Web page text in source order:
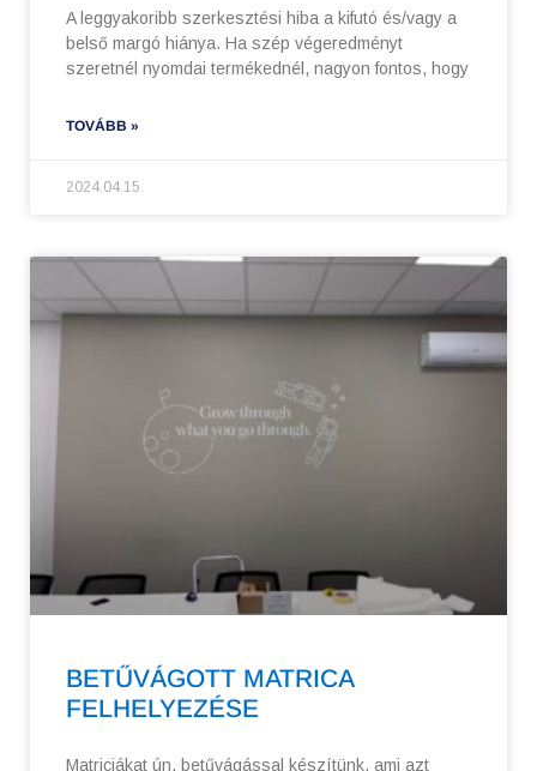
A leggyakoribb szerkesztési hiba a kifutó és/vagy a
belső margó hiánya. Ha szép végeredményt
szeretnél nyomdai termékednél, nagyon fontos, hogy
TOVÁBB »
2024.04.15.
BETŰVÁGOTT MATRICA
FELHELYEZÉSE
Matriciákat ún. betűvágással készítünk, ami azt